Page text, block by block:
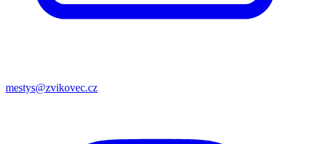
mestys@zvikovec.cz